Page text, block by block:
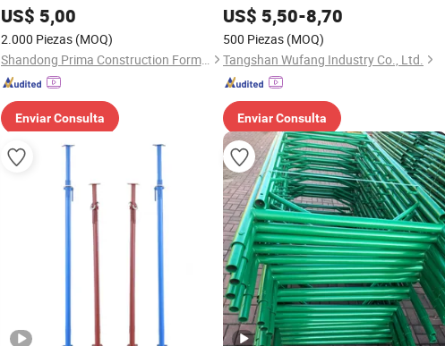
US$ 5,00
2.000 Piezas (MOQ)
Shandong Prima Construction Formwork Co., Ltd.
Enviar Consulta
pie, ruedas, etc
US$ 5,50-8,70
500 Piezas (MOQ)
Tangshan Wufang Industry Co., Ltd.
Enviar Consulta